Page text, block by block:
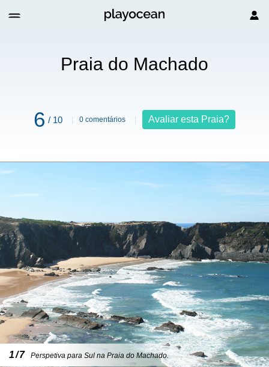
Praia do Machado
6 / 10 0 comentários Avaliar esta Praia?
1/7 Perspetiva para Sul na Praia do Machado.